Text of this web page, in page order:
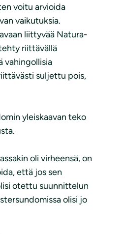
voitu arvioida
vaikutuksia.
liittyvää Natura-
riittävällä
vahingollisia
suljettu pois,
yleiskaavan teko
oli virheensä, on
että jos sen
otettu suunnittelun
olisi jo